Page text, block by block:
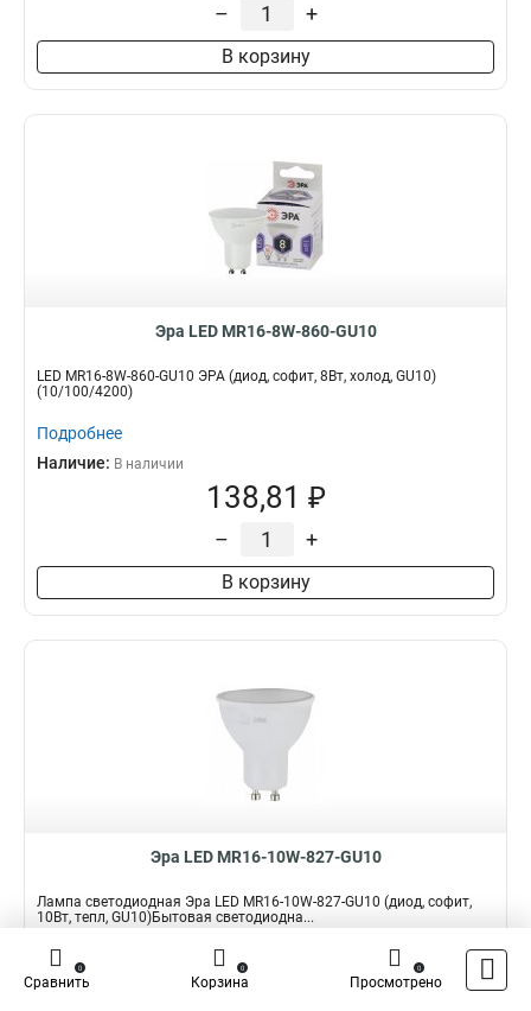
– +
В корзину
Эра LED MR16-8W-860-GU10
LED MR16-8W-860-GU10 ЭРА (диод, софит, 8Вт, холод, GU10)
(10/100/4200)
Подробнее
Наличие: В наличии
138,81 ₽
– +
В корзину
Эра LED MR16-10W-827-GU10
Лампа светодиодная Эра LED MR16-10W-827-GU10 (диод, софит,
10Вт, тепл, GU10)Бытовая светодиодна...
Подробнее
Наличие:
Сравнить
0
Корзина
0
Просмотрено
0